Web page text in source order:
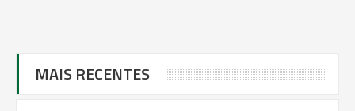
MAIS RECENTES